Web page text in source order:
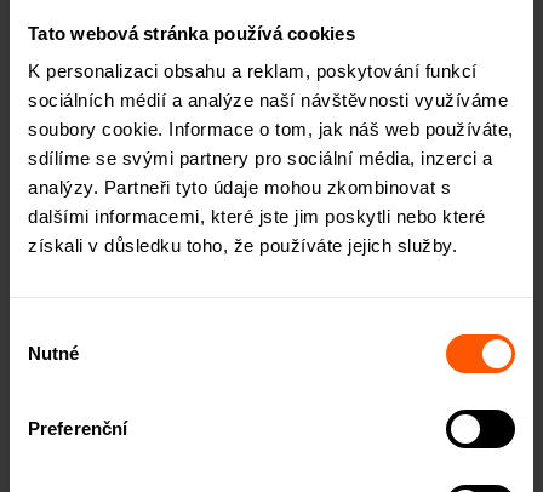
Tato webová stránka používá cookies
K personalizaci obsahu a reklam, poskytování funkcí
sociálních médií a analýze naší návštěvnosti využíváme
soubory cookie. Informace o tom, jak náš web používáte,
sdílíme se svými partnery pro sociální média, inzerci a
analýzy. Partneři tyto údaje mohou zkombinovat s
dalšími informacemi, které jste jim poskytli nebo které
získali v důsledku toho, že používáte jejich služby.
souhlasu
Nutné
Preferenční
Peníze, které se podaří takto získat, Společnost
ROIERrozdělí mezi investory podle poměru jejich
investic do daného úvěru.
Chcete o ROIERu vědět více?